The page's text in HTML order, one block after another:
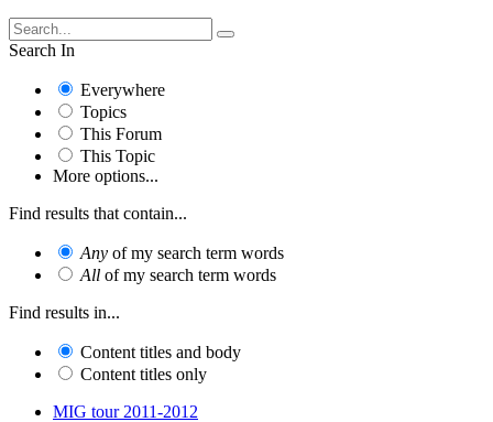
Search In
Everywhere
Topics
This Forum
This Topic
More options...
Find results that contain...
Any of my search term words
All of my search term words
Find results in...
Content titles and body
Content titles only
MIG tour 2011-2012